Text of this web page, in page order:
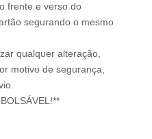
frente e verso do
segurando o mesmo
qualquer alteração,
motivo de segurança,
**EM CASO DE NO-SHOW PRODUTO NÃO REEMBOLSÁVEL!**